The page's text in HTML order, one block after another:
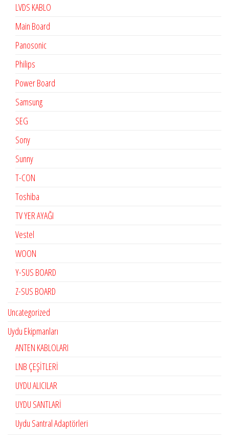
LVDS KABLO
Main Board
Panosonic
Philips
Power Board
Samsung
SEG
Sony
Sunny
T-CON
Toshiba
TV YER AYAĞI
Vestel
WOON
Y-SUS BOARD
Z-SUS BOARD
Uncategorized
Uydu Ekipmanları
ANTEN KABLOLARI
LNB ÇEŞİTLERİ
UYDU ALICILAR
UYDU SANTLARİ
Uydu Santral Adaptörleri